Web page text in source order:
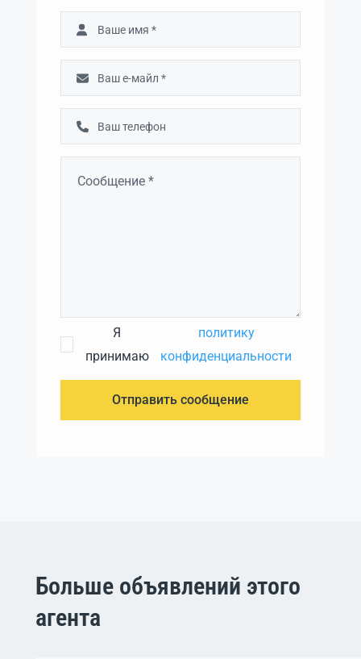
Я
принимаю
политику
конфиденциальности
Отправить сообщение
Больше объявлений этого
агента